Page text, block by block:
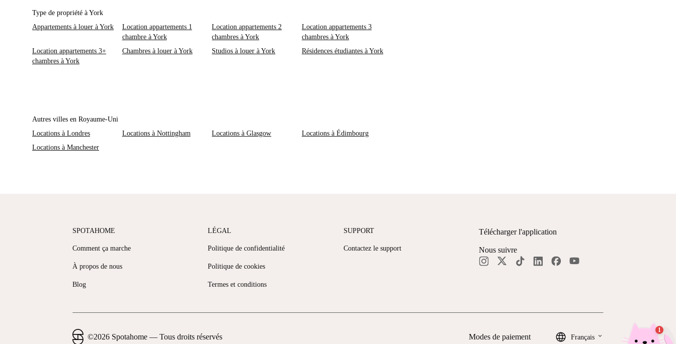
Type de propriété à York
Appartements à louer à York
Location appartements 1
chambre à York
Location appartements 2
chambres à York
Location appartements 3
chambres à York
Location appartements 3+
chambres à York
Chambres à louer à York Studios à louer à York Résidences étudiantes à York
Autres villes en Royaume-Uni
Locations à Londres
Locations à Nottingham Locations à Glasgow
Locations à Édimbourg
Locations à Manchester
SPOTAHOME
Comment ça marche
À propos de nous
Blog
LÉGAL
Politique de confidentialité
Politique de cookies
Termes et conditions
SUPPORT
Contactez le support
Télécharger l'application
Nous suivre
©2026 Spotahome — Tous droits réservés Modes de paiement Français keyboard_arrow_down